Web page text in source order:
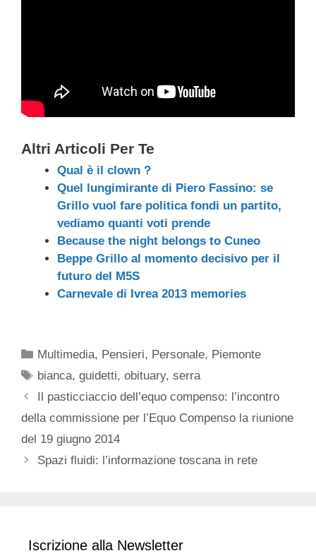
Altri Articoli Per Te
Qual è il clown ?
Quel lungimirante di Piero Fassino: se
Grillo vuol fare politica fondi un partito,
vediamo quanti voti prende
Because the night belongs to Cuneo
Beppe Grillo al momento decisivo per il
futuro del M5S
Carnevale di Ivrea 2013 memories
Categorie
Multimedia, Pensieri, Personale, Piemonte
Tag
bianca,guidetti,obituary,serra
Il pasticciaccio dell’equo compenso: l’incontro
della commissione per l’Equo Compenso la riunione
del 19 giugno 2014
Spazi fluidi: l’informazione toscana in rete
Iscrizione alla Newsletter